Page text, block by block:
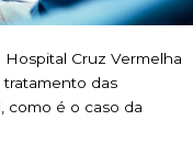
Cruz Vermelha
das
como é o caso da